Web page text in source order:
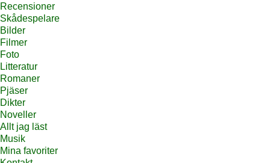
Recensioner
Skådespelare
Bilder
Filmer
Foto
Litteratur
Romaner
Pjäser
Dikter
Noveller
Allt jag läst
Musik
Mina favoriter